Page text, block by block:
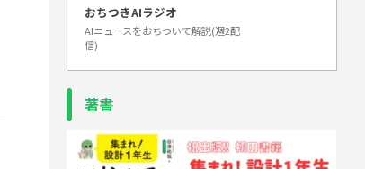
おちつきAIラジオ
AIニュースをおちついて解説(週2配
信)
著書